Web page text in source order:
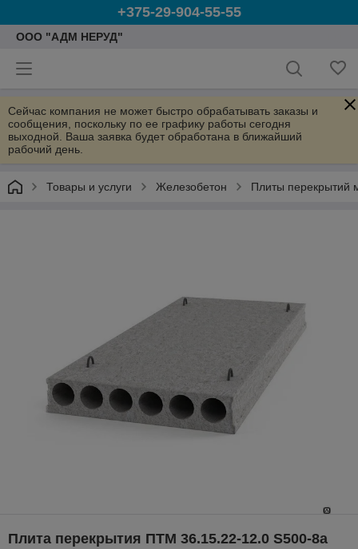
+375-29-904-55-55
ООО "АДМ НЕРУД"
Сейчас компания не может быстро обрабатывать заказы и
сообщения, поскольку по ее графику работы сегодня
выходной. Ваша заявка будет обработана в ближайший
рабочий день.
Товары и услуги Железобетон Плиты перекрытий
Плита перекрытия ПТМ 36.15.22-12.0 S500-8а